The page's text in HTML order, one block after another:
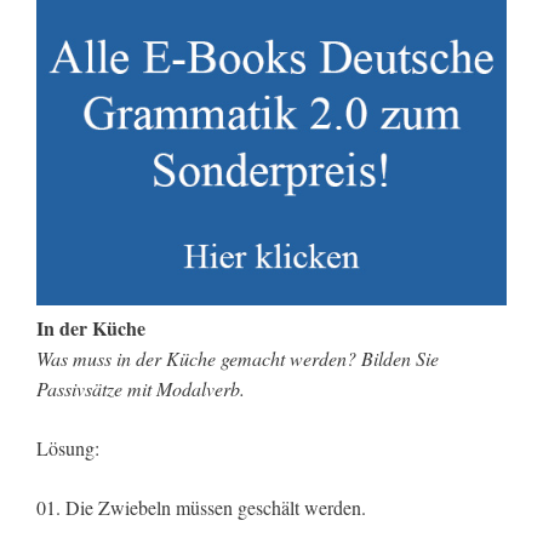
In der Küche
Was muss in der Küche gemacht werden? Bilden Sie
Passivsätze mit Modalverb.
Lösung:
01. Die Zwiebeln müssen geschält werden.